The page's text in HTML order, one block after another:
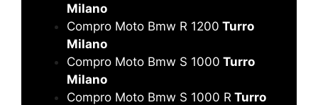
Milano
Compro Moto Bmw R 1200 Turro
Milano
Compro Moto Bmw S 1000 Turro
Milano
Compro Moto Bmw S 1000 R Turro